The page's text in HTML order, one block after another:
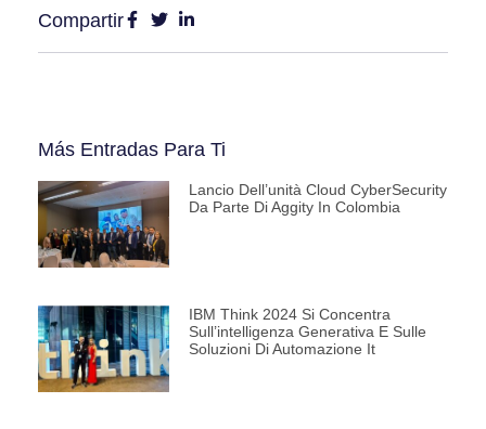
Compartir
Más Entradas Para Ti
Lancio Dell’unità Cloud CyberSecurity
Da Parte Di Aggity In Colombia
IBM Think 2024 Si Concentra
Sull’intelligenza Generativa E Sulle
Soluzioni Di Automazione It